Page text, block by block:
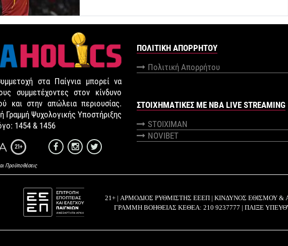
στα Παίγνια μπορεί να
συμμετέχοντες στον κίνδυνο
και στην απώλεια περιουσίας.
Γραμμή Ψυχολογικής Υποστήριξης
1454 & 1456
21+
Προϋποθέσεις
ΠΟΛΙΤΙΚΉ ΑΠΟΡΡΉΤΟΥ
Πολιτική Απορρήτου
ΣΤΟΙΧΗΜΑΤΙΚΕΣ ΜΕ NBA LIVE STREAMING
STOIXIMAN
NOVIBET